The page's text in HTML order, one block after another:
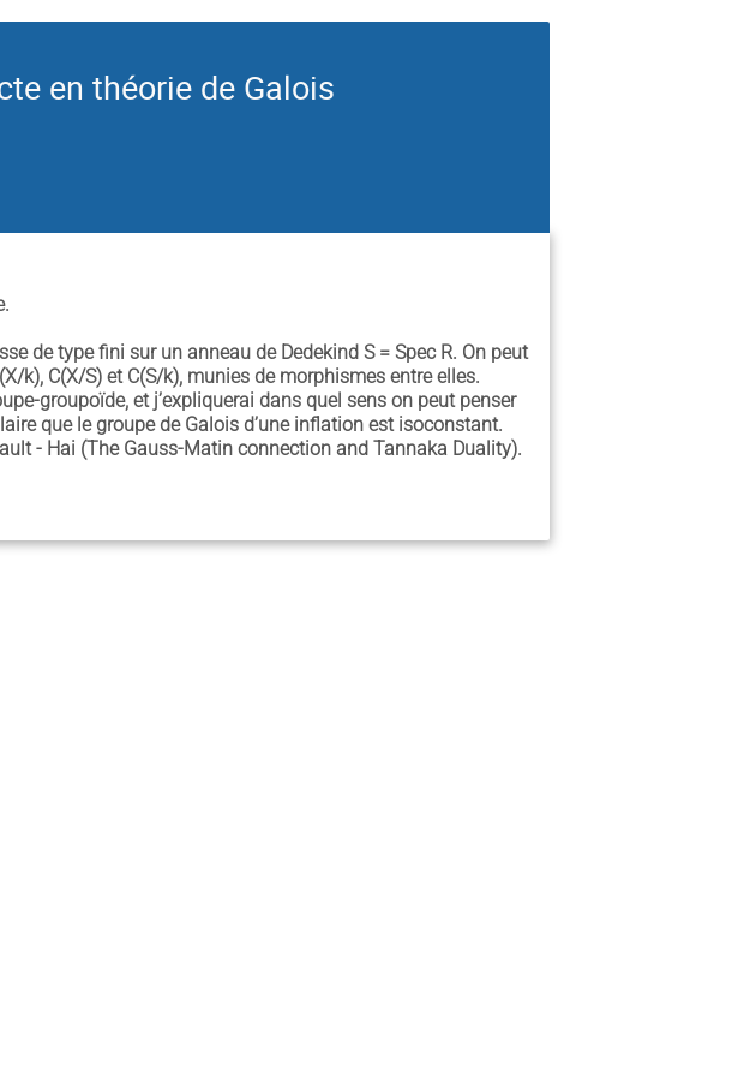
en théorie de Galois
de type fini sur un anneau de Dedekind S = Spec R. On peut
k), C(X/S) et C(S/k), munies de morphismes entre elles.
groupoïde, et j’expliquerai dans quel sens on peut penser
que le groupe de Galois d’une inflation est isoconstant.
- Hai (The Gauss-Matin connection and Tannaka Duality).